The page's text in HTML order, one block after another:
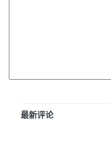
最新评论